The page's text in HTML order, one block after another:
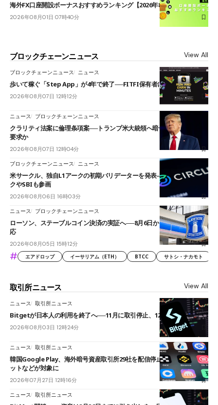
海外FX口座開設ボーナスおすすめランキング【2026年8月最新】
2026年08月01日 07時40分
ブロックチェーンニュース View All
ブロックチェーンニュース ニュース
歩いて稼ぐ「Step App」が4年で終了──FITFI保有者に対応呼びかけ
2026年08月07日 12時12分
ニュース ブロックチェーンニュース
クラリティ法案に倫理条項案──トランプ米大統領へ暗号資産事業の売却
要求か
2026年08月07日 12時04分
ブロックチェーンニュース ニュース
米サークル、独自L1アークの初期バリデーターを発表――ブラックロッ
クやSBIも参画
2026年08月06日 16時03分
ニュース ブロックチェーンニュース
ローソン、ステーブルコイン決済の実証へ──8月6日からJPYCやUSDC対
応
2026年08月05日 15時12分
# エアドロップ イーサリアム（ETH） BTCC サトシ・ナカモト
取引所ニュース View All
ニュース 取引所ニュース
Bitgetが日本人の利用を終了へ──11月に取引停止、12月末に強制決済
2026年08月03日 12時24分
ニュース 取引所ニュース
韓国Google Play、海外暗号資産取引所29社を配信停止──OKXやバイビ
ットなどが対象に
2026年07月27日 12時16分
ニュース 取引所ニュース